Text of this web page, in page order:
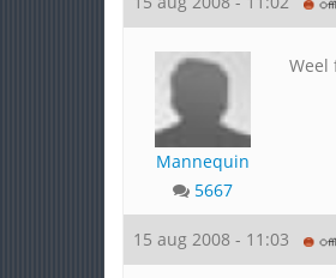
Mannequin
5667
Weel
15 aug 2008 - 11:03